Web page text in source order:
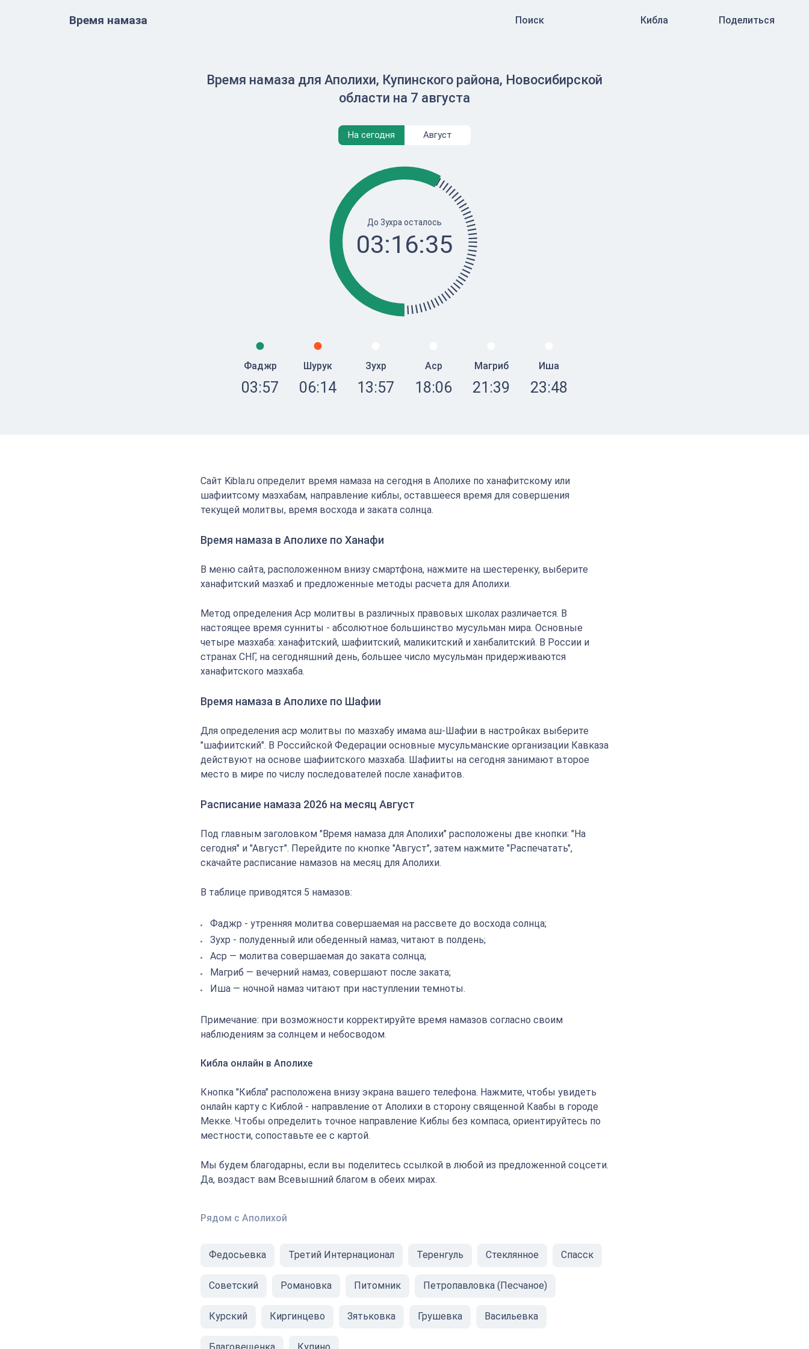
Время намаза Поиск Кибла Поделиться
Время намаза для Аполихи, Купинского района, Новосибирской
области на 7 августа
На сегодня Август
До Зухра осталось
03:16:35
Фаджр
03:57
Шурук
06:14
Зухр
13:57
Аср
18:06
Магриб
21:39
Иша
23:48
Сайт Kibla.ru определит время намаза на сегодня в Аполихе по ханафитскому или
шафиитсому мазхабам, направление киблы, оставшееся время для совершения
текущей молитвы, время восхода и заката солнца.
Время намаза в Аполихе по Ханафи
В меню сайта, расположенном внизу смартфона, нажмите на шестеренку, выберите
ханафитский мазхаб и предложенные методы расчета для Аполихи.
Метод определения Аср молитвы в различных правовых школах различается. В
настоящее время сунниты - абсолютное большинство мусульман мира. Основные
четыре мазхаба: ханафитский, шафиитский, маликитский и ханбалитский. В России и
странах СНГ, на сегодняшний день, большее число мусульман придерживаются
ханафитского мазхаба.
Время намаза в Аполихе по Шафии
Для определения аср молитвы по мазхабу имама аш-Шафии в настройках выберите
"шафиитский". В Российской Федерации основные мусульманские организации Кавказа
действуют на основе шафиитского мазхаба. Шафииты на сегодня занимают второе
место в мире по числу последователей после ханафитов.
Расписание намаза 2026 на месяц Август
Под главным заголовком "Время намаза для Аполихи" расположены две кнопки: "На
сегодня" и "Август". Перейдите по кнопке "Август", затем нажмите "Распечатать",
скачайте расписание намазов на месяц для Аполихи.
В таблице приводятся 5 намазов:
Фаджр - утренняя молитва совершаемая на рассвете до восхода солнца;
Зухр - полуденный или обеденный намаз, читают в полдень;
Аср — молитва совершаемая до заката солнца;
Магриб — вечерний намаз, совершают после заката;
Иша — ночной намаз читают при наступлении темноты.
Примечание: при возможности корректируйте время намазов согласно своим
наблюдениям за солнцем и небосводом.
Кибла онлайн в Аполихе
Кнопка "Кибла" расположена внизу экрана вашего телефона. Нажмите, чтобы увидеть
онлайн карту с Киблой - направление от Аполихи в сторону священной Каабы в городе
Мекке. Чтобы определить точное направление Киблы без компаса, ориентируйтесь по
местности, сопоставьте ее с картой.
Мы будем благодарны, если вы поделитесь ссылкой в любой из предложенной соцсети.
Да, воздаст вам Всевышний благом в обеих мирах.
Рядом с Аполихой
Федосьевка Третий Интернационал Теренгуль Стеклянное Спасск
Советский Романовка Питомник Петропавловка (Песчаное)
Курский Киргинцево Зятьковка Грушевка Васильевка